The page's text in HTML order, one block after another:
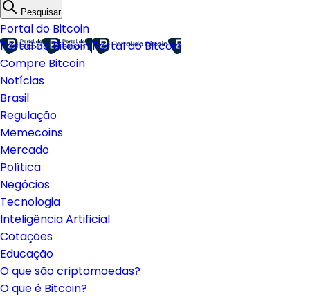
Pesquisar
Portal do Bitcoin
Portal do BitcoinPortal do Bitcoin
Compre Bitcoin
Notícias
Brasil
Regulação
Memecoins
Mercado
Política
Negócios
Tecnologia
Inteligência Artificial
Cotações
Educação
O que são criptomoedas?
O que é Bitcoin?